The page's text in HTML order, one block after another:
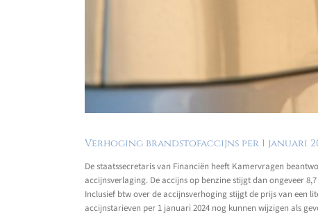
Verhoging brandstofaccijns per 1 januari
De staatssecretaris van Financiën heeft Kamervragen
accijnsverlaging. De accijns op benzine stijgt dan ongeveer
Inclusief btw over de accijnsverhoging stijgt de prijs van een
accijnstarieven per 1 januari 2024 nog kunnen wijzigen als